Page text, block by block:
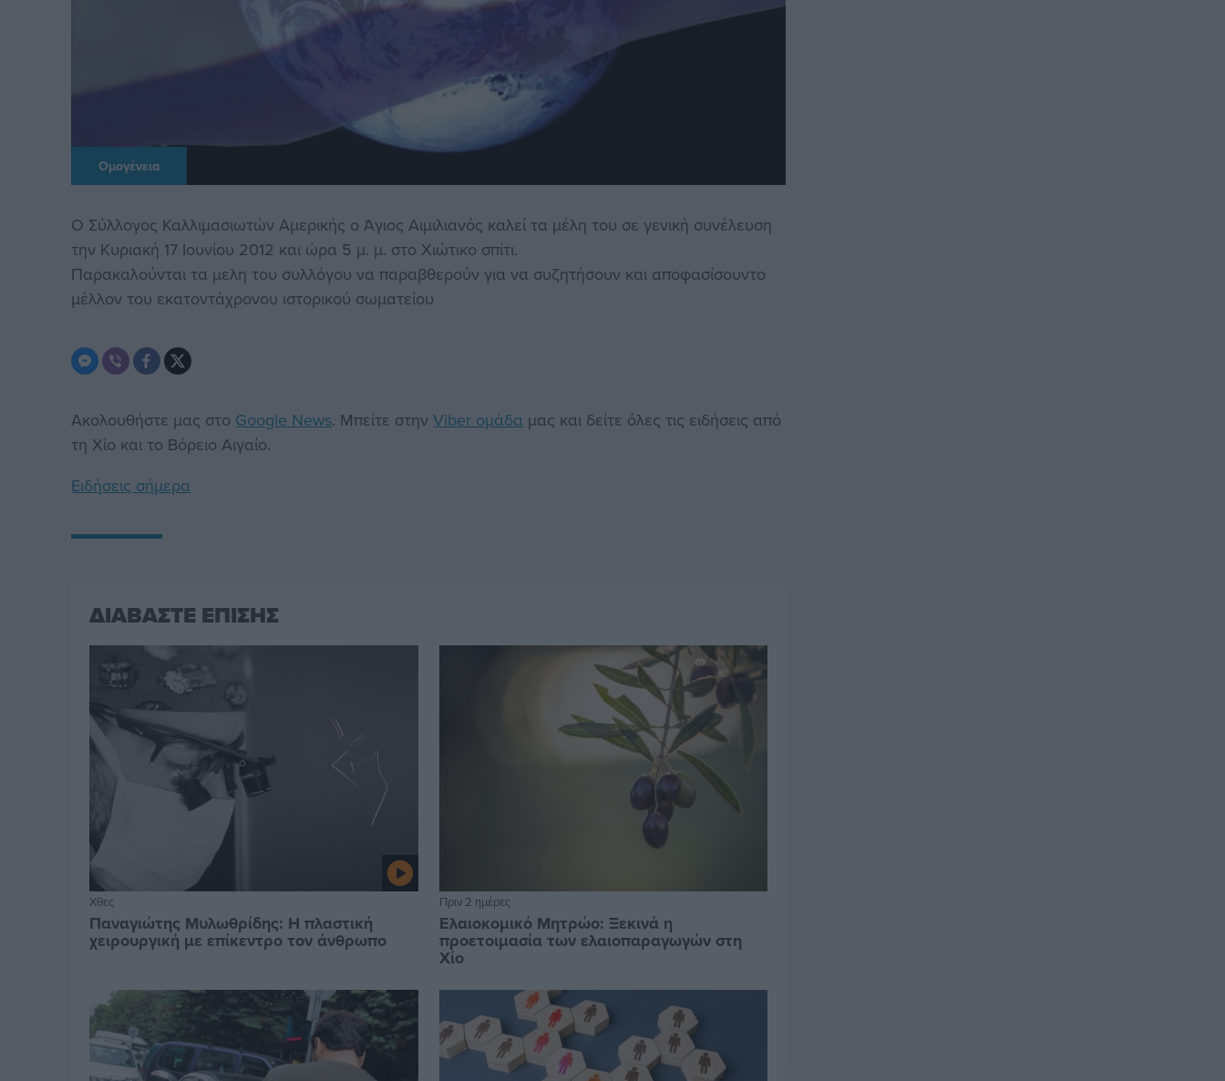
Ομογένεια
Ο Σύλλογος Καλλιμασιωτών Αμερικής ο Άγιος Αιμιλιανός καλεί τα μέλη του σε γενική συνέλευση
την Κυριακή 17 Ιουνίου 2012 και ώρα 5 μ. μ. στο Χιώτικο σπίτι.
Παρακαλούνται τα μελη του συλλόγου να παραβθερούν για να συζητήσουν και αποφασίσουντο
μέλλον του εκατοντάχρονου ιστορικού σωματείου
Ακολουθήστε μας στο Google News. Μπείτε στηνViber ομάδα μας και δείτε όλες τις ειδήσεις από
τη Χίο και το Βόρειο Αιγαίο.
Ειδήσεις σήμερα
ΔΙΑΒΑΣΤΕ ΕΠΙΣΗΣ
Χθες
Παναγιώτης Μυλωθρίδης: Η πλαστική
χειρουργική με επίκεντρο τον άνθρωπο
Πριν 2 ημέρες
Ελαιοκομικό Μητρώο: Ξεκινά η
προετοιμασία των ελαιοπαραγωγών στη
Χίο